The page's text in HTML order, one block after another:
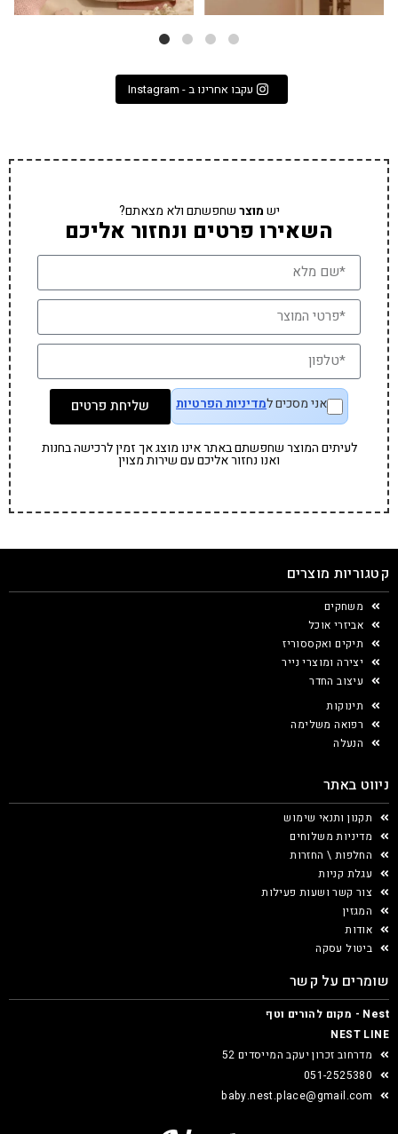
עקבו אחרינו ב - Instagram
ישמוצרשחפשתם ולא מצאתם?
השאירו פרטים ונחזור אליכם
אני מסכים למדיניות הפרטיות שליחת פרטים
לעיתים המוצר שחפשתם באתר אינו מוצג אך זמין לרכישה בחנות
ואנו נחזור אליכם עם שירות מצוין
קטגוריות מוצרים
משחקים
אביזרי אוכל
תיקים ואקססוריז
יצירה ומוצרי נייר
עיצוב החדר
תינוקות
רפואה משלימה
הנעלה
ניווט באתר
תקנון ותנאי שימוש
מדיניות משלוחים
החלפות \ החזרות
עגלת קניות
צור קשר ושעות פעילות
המגזין
אודות
ביטול עסקה
שומרים על קשר
Nest - מקום להורים וטף
NEST LINE
מדרחוב זכרון יעקב המייסדים 52
051-2525380
baby.nest.place@gmail.com